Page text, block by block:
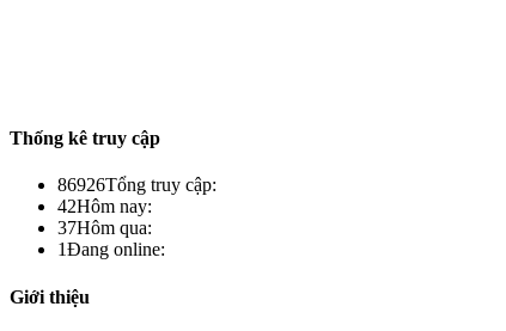
Thống kê truy cập
86926Tổng truy cập:
42Hôm nay:
37Hôm qua:
1Đang online:
Giới thiệu